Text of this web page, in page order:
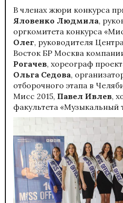
В членах жюри конкурса
Яловенко Людмила,
оргкомитета конкурса
Олег, руководителя
Восток БР Москва
Рогачев, хореограф
Ольга Седова,
отборочного этапа в
Мисс 2015, Павел Ивлев,
факультета «Музыкальный